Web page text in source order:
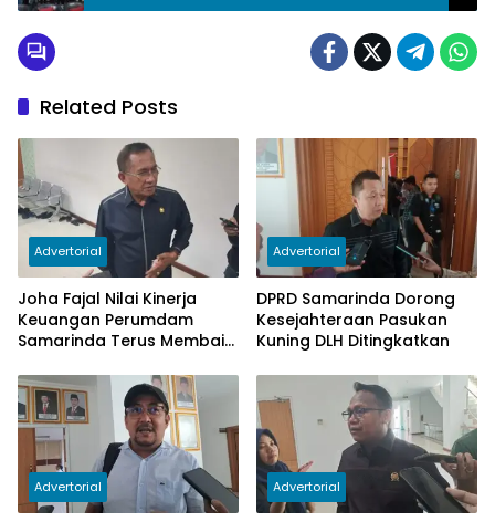
Related Posts
Advertorial
Joha Fajal Nilai Kinerja
Keuangan Perumdam
Samarinda Terus Membaik,
Subsidi Berkurang
Advertorial
DPRD Samarinda Dorong
Kesejahteraan Pasukan
Kuning DLH Ditingkatkan
Advertorial Advertorial